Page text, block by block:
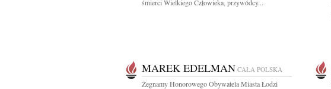
śmierci Wielkiego Człowieka, przywódcy...
MAREK EDELMAN CAŁA POLSKA
Żegnamy Honorowego Obywatela Miasta Łodzi